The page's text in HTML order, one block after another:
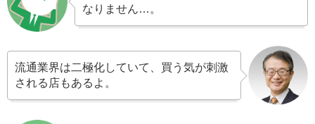
なりません…。
流通業界は二極化していて、買う気が刺激
される店もあるよ。